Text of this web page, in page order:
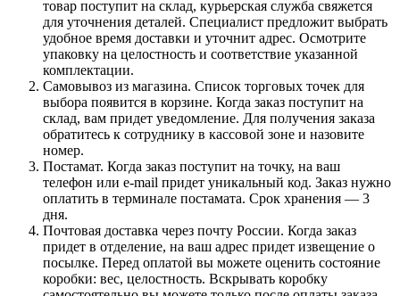
товар поступит на склад, курьерская служба свяжется
для уточнения деталей. Специалист предложит выбрать
удобное время доставки и уточнит адрес. Осмотрите
упаковку на целостность и соответствие указанной
комплектации.
Самовывоз из магазина. Список торговых точек для
выбора появится в корзине. Когда заказ поступит на
склад, вам придет уведомление. Для получения заказа
обратитесь к сотруднику в кассовой зоне и назовите
номер.
Постамат. Когда заказ поступит на точку, на ваш
телефон или e-mail придет уникальный код. Заказ нужно
оплатить в терминале постамата. Срок хранения — 3
дня.
Почтовая доставка через почту России. Когда заказ
придет в отделение, на ваш адрес придет извещение о
посылке. Перед оплатой вы можете оценить состояние
коробки: вес, целостность. Вскрывать коробку